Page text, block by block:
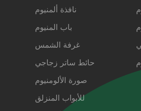
نافذة ألمنيوم
باب المنيوم
غرفة الشمس
حائط ساتر زجاجي
صورة الألومنيوم
للأبواب المنزلق